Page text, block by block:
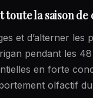
la saison de
et d’alterner les
pendant les
en forte
olfactif